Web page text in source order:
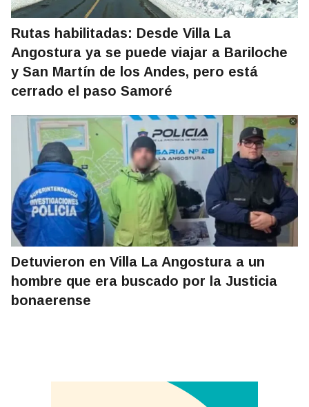
Rutas habilitadas: Desde Villa La
Angostura ya se puede viajar a Bariloche
y San Martín de los Andes, pero está
cerrado el paso Samoré
Detuvieron en Villa La Angostura a un
hombre que era buscado por la Justicia
bonaerense